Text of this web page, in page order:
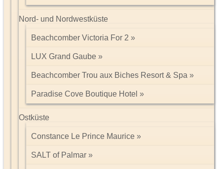
Nord- und Nordwestküste
Beachcomber Victoria For 2
LUX Grand Gaube
Beachcomber Trou aux Biches Resort & Spa
Paradise Cove Boutique Hotel
Ostküste
Constance Le Prince Maurice
SALT of Palmar